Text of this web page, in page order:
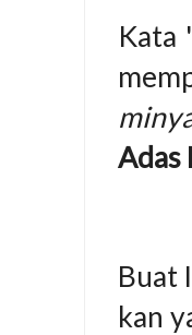
Kata
Adas
Buat
kan